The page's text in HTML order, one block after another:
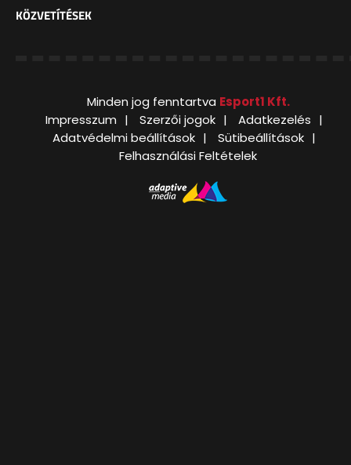
KÖZVETÍTÉSEK
Minden jog fenntartva Esport1 Kft.
Impresszum
Szerzői jogok
Adatkezelés
Adatvédelmi beállítások
Sütibeállítások
Felhasználási Feltételek